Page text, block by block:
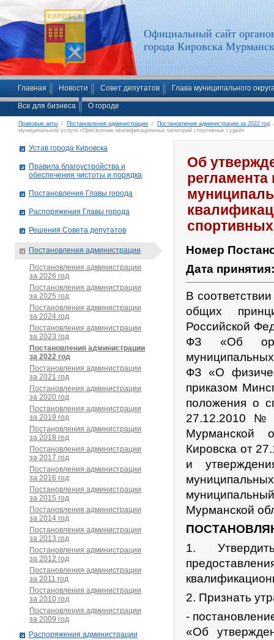
Официальный сайт
города Кировска
Главная Новости Совет депутатов Глава муниципального
Все для бизнеса О городе
Правовые акты / Постановления администрации / Постановления администрации за 2022 год
муниципальной услуги «Присвоение квалификационных категорий спортивных судей»
Об
регламента
Номер
Дата
В
общих
Российской
ФЗ «Об
ФЗ «О
приказом
положения о
27.12.2010 №
Мурманской
Кировска от
и
Мурманской
1.
2. Признать
-
«Об
Устав города Кировска
Правила благоустройства и
обеспечения чистоты и порядка
Постановления Главы города
Распоряжения Главы города
Решения Совета депутатов
Постановления администрации
Постановления администрации
за 2026 год
Постановления администрации
за 2025 год
Постановления администрации
за 2024 год
Постановления администрации
за 2023 год
Постановления администрации
за 2022 год
Постановления администрации
за 2021 год
Постановления администрации
за 2020 год
Постановления администрации
за 2019 год
Постановления администрации
за 2018 год
Постановления администрации
за 2017 год
Постановления администрации
за 2016 год
Постановления администрации
за 2015 год
Постановления администрации
за 2014 год
Постановления администрации
за 2013 год
Постановления администрации
за 2012 год
Постановления администрации
за 2011 год
Постановления администрации
за 2010 год
Постановления администрации
за 2009 год
Распоряжения администрации